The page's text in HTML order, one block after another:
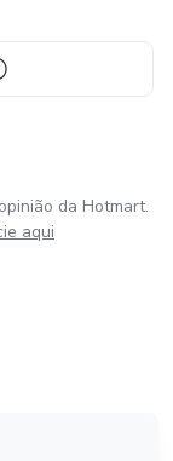
da Hotmart.
aqui